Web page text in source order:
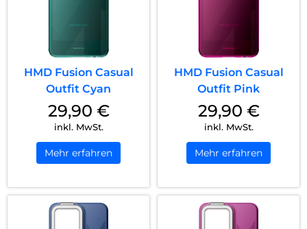
HMD Fusion Casual
Outfit Cyan
29,90 €
inkl. MwSt.
Mehr erfahren
HMD Fusion Casual
Outfit Pink
29,90 €
inkl. MwSt.
Mehr erfahren